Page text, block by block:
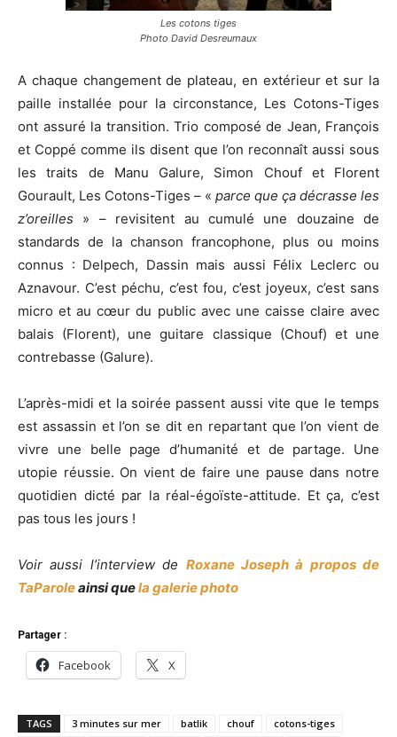
Les cotons tiges
Photo David Desreumaux
A chaque changement de plateau, en extérieur et sur la
paille installée pour la circonstance, Les Cotons-Tiges
ont assuré la transition. Trio composé de Jean, François
et Coppé comme ils disent que l’on reconnaît aussi sous
les traits de Manu Galure, Simon Chouf et Florent
Gourault, Les Cotons-Tiges – « parce que ça décrasse les
z’oreilles » – revisitent au cumulé une douzaine de
standards de la chanson francophone, plus ou moins
connus : Delpech, Dassin mais aussi Félix Leclerc ou
Aznavour. C’est péchu, c’est fou, c’est joyeux, c’est sans
micro et au cœur du public avec une caisse claire avec
balais (Florent), une guitare classique (Chouf) et une
contrebasse (Galure).
L’après-midi et la soirée passent aussi vite que le temps
est assassin et l’on se dit en repartant que l’on vient de
vivre une belle page d’humanité et de partage. Une
utopie réussie. On vient de faire une pause dans notre
quotidien dicté par la réal-égoïste-attitude. Et ça, c’est
pas tous les jours !
Voir aussi l’interview de Roxane Joseph à propos de
TaParoleainsi quela galerie photo
Partager :
Facebook X
TAGS 3 minutes sur mer batlik chouf
cotons-tiges